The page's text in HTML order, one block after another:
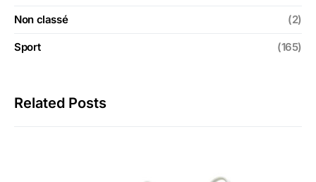
Non classé (2)
Sport (165)
Related Posts